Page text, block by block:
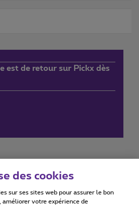
est de retour sur Pickx dès
Accessibility statement
des cookies
sur ses sites web pour assurer le bon
votre expérience de